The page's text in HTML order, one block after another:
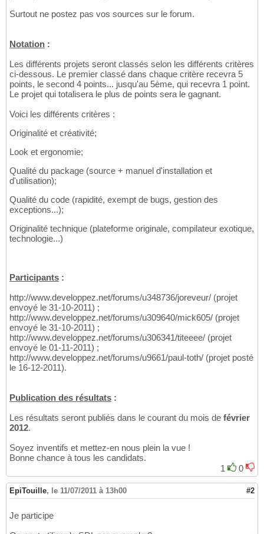
Surtout ne postez pas vos sources sur le forum.
Notation :
Les différents projets seront classés selon les différents critères
ci-dessous. Le premier classé dans chaque critère recevra 5
points, le second 4 points... jusqu'au 5ème, qui recevra 1 point.
Le projet qui totalisera le plus de points sera le gagnant.
Voici les différents critères :
Originalité et créativité;
Look et ergonomie;
Qualité du package (source + manuel d'installation et
d'utilisation);
Qualité du code (rapidité, exempt de bugs, gestion des
exceptions...);
Originalité technique (plateforme originale, compilateur exotique,
technologie...)
Participants :
http://www.developpez.net/forums/u348736/joreveur/ (projet
envoyé le 31-10-2011) ;
http://www.developpez.net/forums/u309640/mick605/ (projet
envoyé le 31-10-2011) ;
http://www.developpez.net/forums/u306341/titeeee/ (projet
envoyé le 01-11-2011) ;
http://www.developpez.net/forums/u9661/paul-toth/ (projet posté
le 16-12-2011).
Publication des résultats :
Les résultats seront publiés dans le courant du mois de février
2012.
Soyez inventifs et mettez-en nous plein la vue !
Bonne chance à tous les candidats.
1
0
EpiTouille, le 11/07/2011 à 13h00 #2
Je participe